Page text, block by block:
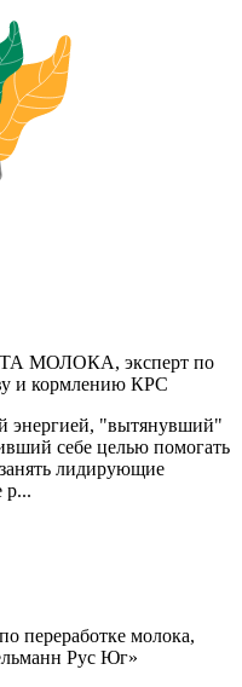
МОЛОКА, эксперт по
и кормлению КРС
энергией, "вытянувший"
себе целью помогать
лидирующие
р...
молока,
Рус Юг»